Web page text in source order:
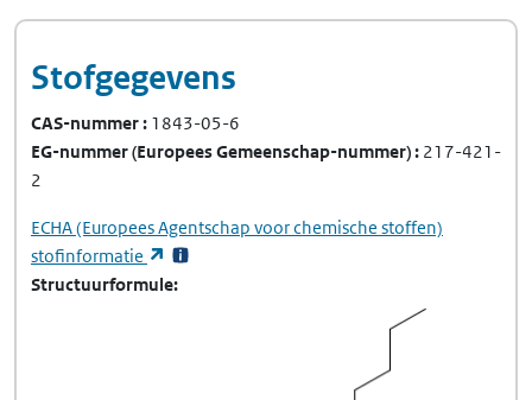
Stofgegevens
CAS-nummer 1843-05-6
EG-nummer(Europees Gemeenschap-nummer) 217-421-
2
ECHA(Europees Agentschap voor chemische stoffen)
stofinformatie
(opent in een nieuw tabblad)
Structuurformule